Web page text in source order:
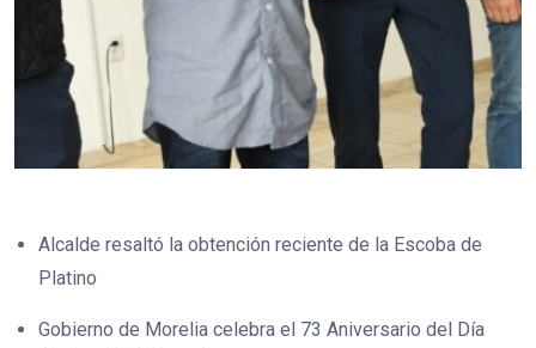
Alcalde resaltó la obtención reciente de la Escoba de
Platino
Gobierno de Morelia celebra el 73 Aniversario del Día